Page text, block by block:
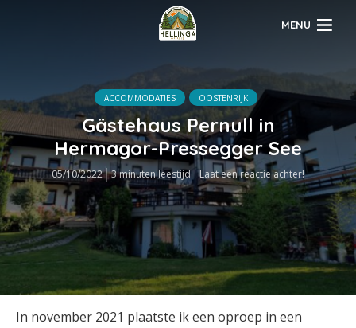
MENU
ACCOMMODATIES OOSTENRIJK
Gästehaus Pernull in
Hermagor-Pressegger See
05/10/2022 3 minuten leestijd Laat een reactie achter!
In november 2021 plaatste ik een oproep in een